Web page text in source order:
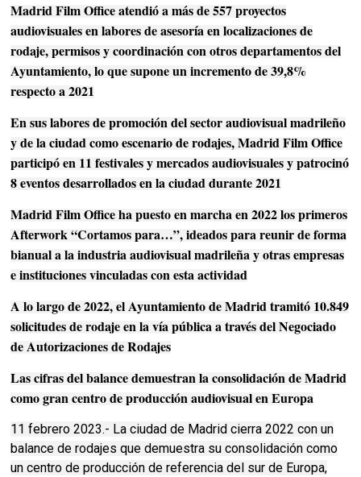
Madrid Film Office atendió a más de 557 proyectos
audiovisuales en labores de asesoría en localizaciones de
rodaje, permisos y coordinación con otros departamentos del
Ayuntamiento, lo que supone un incremento de 39,8%
respecto a 2021
En sus labores de promoción del sector audiovisual madrileño
y de la ciudad como escenario de rodajes, Madrid Film Office
participó en 11 festivales y mercados audiovisuales y patrocinó
8 eventos desarrollados en la ciudad durante 2021
Madrid Film Office ha puesto en marcha en 2022 los primeros
Afterwork “Cortamos para…”, ideados para reunir de forma
bianual a la industria audiovisual madrileña y otras empresas
e instituciones vinculadas con esta actividad
A lo largo de 2022, el Ayuntamiento de Madrid tramitó 10.849
solicitudes de rodaje en la vía pública a través del Negociado
de Autorizaciones de Rodajes
Las cifras del balance demuestran la consolidación de Madrid
como gran centro de producción audiovisual en Europa
11 febrero 2023.- La ciudad de Madrid cierra 2022 con un
balance de rodajes que demuestra su consolidación como
un centro de producción de referencia del sur de Europa,